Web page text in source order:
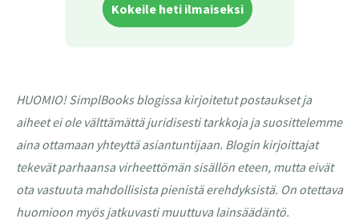
Kokeile heti ilmaiseksi
HUOMIO! SimplBooks blogissa kirjoitetut postaukset ja
aiheet ei ole välttämättä juridisesti tarkkoja ja suosittelemme
aina ottamaan yhteyttä asiantuntijaan. Blogin kirjoittajat
tekevät parhaansa virheettömän sisällön eteen, mutta eivät
ota vastuuta mahdollisista pienistä erehdyksistä. On otettava
huomioon myös jatkuvasti muuttuva lainsäädäntö.